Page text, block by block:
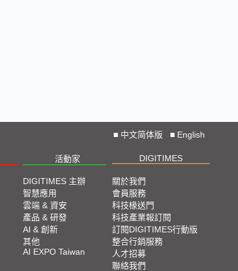
■ 中文简体版 ■ English
活動家 DIGITIMES
DIGITIMES 主辦
智慧應用
雲端 & 資安
產品 & 研發
AI & 創新
其他
AI EXPO Taiwan
關於我們
會員服務
科技椽送門
科技產業報訂閱
訂閱DIGITIMES行動版
整合行銷服務
人才招募
聯絡我們